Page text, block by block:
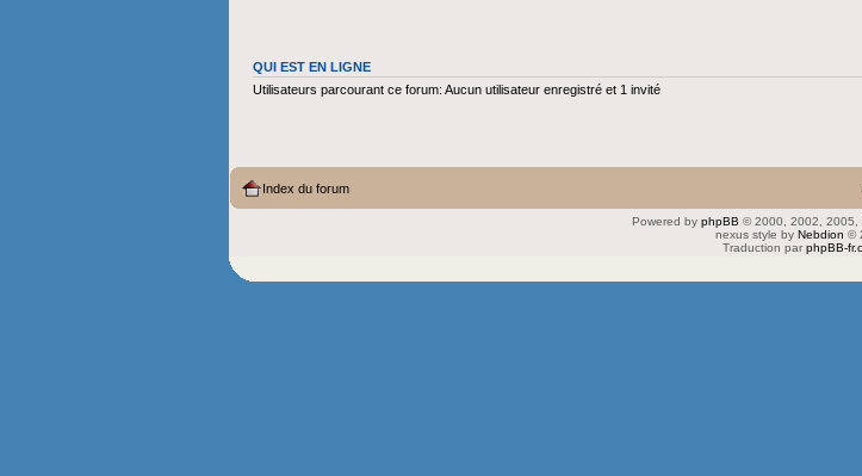
QUI EST EN LIGNE
Utilisateurs parcourant ce forum: Aucun utilisateur enregistré et 1 invité
Index du forum
Powered by phpBB © 2000, 2002, 2005,
nexus style by Nebdion ©
Traduction par phpBB-